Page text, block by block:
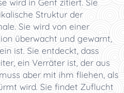
wird in Genf zitiert. Sie
Struktur der
Sie wird von einer
überwacht und gewarnt,
ist. Sie entdeckt, dass
ein Verräter ist, der aus
aber mit ihm fliehen, als
wird. Sie findet Zuflucht